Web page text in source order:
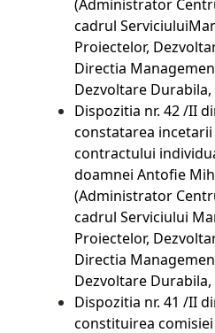
(Administrator
cadrul
Proiectelor,
Directia
Dezvoltare Durabila,
Dispozitia nr. 42 /II
constatarea
contractului
doamnei Antofie
(Administrator
cadrul Serviciului
Proiectelor,
Directia
Dezvoltare Durabila,
Dispozitia nr. 41 /II
constituirea